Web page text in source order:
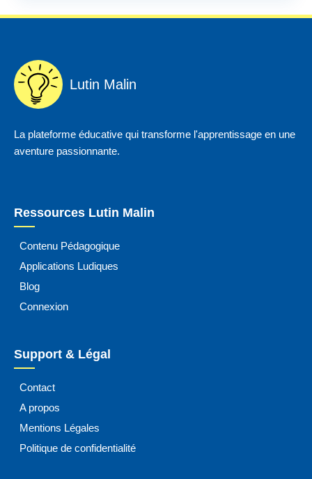
Lutin Malin
La plateforme éducative qui transforme l'apprentissage en une
aventure passionnante.
Ressources Lutin Malin
Contenu Pédagogique
Applications Ludiques
Blog
Connexion
Support & Légal
Contact
A propos
Mentions Légales
Politique de confidentialité